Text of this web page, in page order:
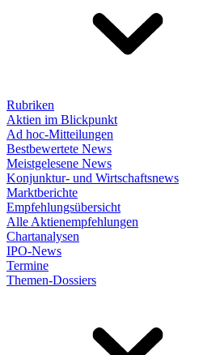
Rubriken
Aktien im Blickpunkt
Ad hoc-Mitteilungen
Bestbewertete News
Meistgelesene News
Konjunktur- und Wirtschaftsnews
Marktberichte
Empfehlungsübersicht
Alle Aktienempfehlungen
Chartanalysen
IPO-News
Termine
Themen-Dossiers